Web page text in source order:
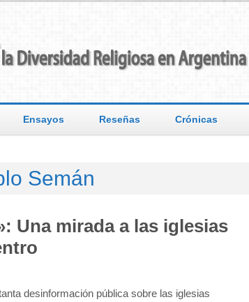
Ensayos Reseñas Crónicas
Semán
Una mirada a las iglesias
desinformación pública sobre las iglesias